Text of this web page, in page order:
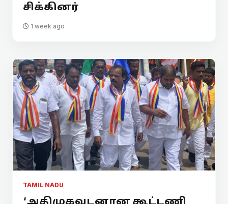
சிக்கினர்
1 week ago
TAMIL NADU
‘அதிமுகவுடனான கூட்டணி